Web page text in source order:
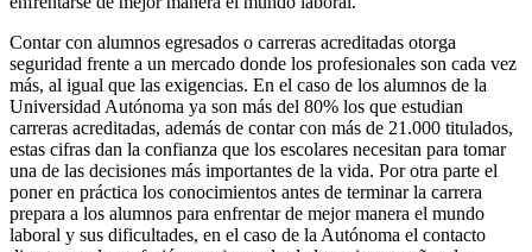
Contar con alumnos egresados o carreras acreditadas otorga
seguridad frente a un mercado donde los profesionales son cada vez
más, al igual que las exigencias. En el caso de los alumnos de la
Universidad Autónoma ya son más del 80% los que estudian
carreras acreditadas, además de contar con más de 21.000 titulados,
estas cifras dan la confianza que los escolares necesitan para tomar
una de las decisiones más importantes de la vida. Por otra parte el
poner en práctica los conocimientos antes de terminar la carrera
prepara a los alumnos para enfrentar de mejor manera el mundo
laboral y sus dificultades, en el caso de la Autónoma el contacto